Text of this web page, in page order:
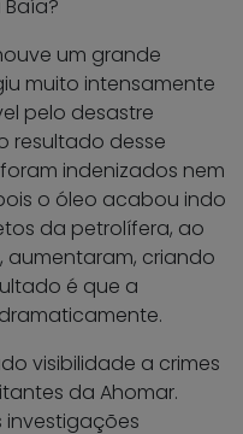
um grande
muito intensamente
pelo desastre
resultado desse
indenizados nem
o óleo acabou indo
da petrolífera, ao
aumentaram, criando
é que a
visibilidade a crimes
da Ahomar.